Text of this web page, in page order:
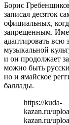
Борис
записал десяток
официальных,
запрещенным.
адаптировать всю
музыкальной
и он продолжает
можно быть
но и ямайское
баллады.
https://kuda-
kazan.ru/
kazan.ru/